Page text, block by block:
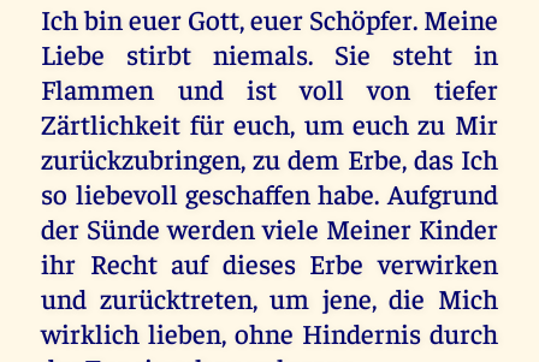
Ich bin euer Gott, euer Schöpfer. Meine
Liebe stirbt niemals. Sie steht in
Flammen und ist voll von tiefer
Zärtlichkeit für euch, um euch zu Mir
zurückzubringen, zu dem Erbe, das Ich
so liebevoll geschaffen habe. Aufgrund
der Sünde werden viele Meiner Kinder
ihr Recht auf dieses Erbe verwirken
und zurücktreten, um jene, die Mich
wirklich lieben, ohne Hindernis durch